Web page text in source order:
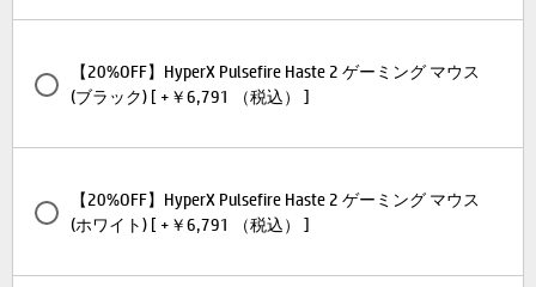
【20%OFF】HyperX Pulsefire Haste 2 ゲーミング マウス
(ブラック) [ +￥6,791 （税込） ]
【20%OFF】HyperX Pulsefire Haste 2 ゲーミング マウス
(ホワイト) [ +￥6,791 （税込） ]